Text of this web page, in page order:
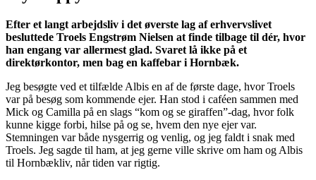
Efter et langt arbejdsliv i det øverste lag af erhvervslivet
besluttede Troels Engstrøm Nielsen at finde tilbage til dér, hvor
han engang var allermest glad. Svaret lå ikke på et
direktørkontor, men bag en kaffebar i Hornbæk.
Jeg besøgte ved et tilfælde Albis en af de første dage, hvor Troels
var på besøg som kommende ejer. Han stod i caféen sammen med
Mick og Camilla på en slags “kom og se giraffen”-dag, hvor folk
kunne kigge forbi, hilse på og se, hvem den nye ejer var.
Stemningen var både nysgerrig og venlig, og jeg faldt i snak med
Troels. Jeg sagde til ham, at jeg gerne ville skrive om ham og Albis
til Hornbækliv, når tiden var rigtig.